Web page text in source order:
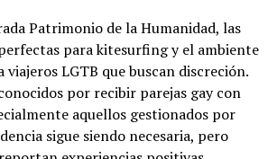
Patrimonio de la Humanidad, las
para kitesurfing y el ambiente
viajeros LGTB que buscan discreción.
por recibir parejas gay con
aquellos gestionados por
sigue siendo necesaria, pero